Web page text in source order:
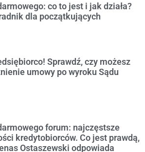
co to jest i jak działa?
dla początkujących
Sprawdź, czy możesz
umowy po wyroku Sądu
forum: najczęstsze
kredytobiorców. Co jest prawdą,
Ostaszewski odpowiada